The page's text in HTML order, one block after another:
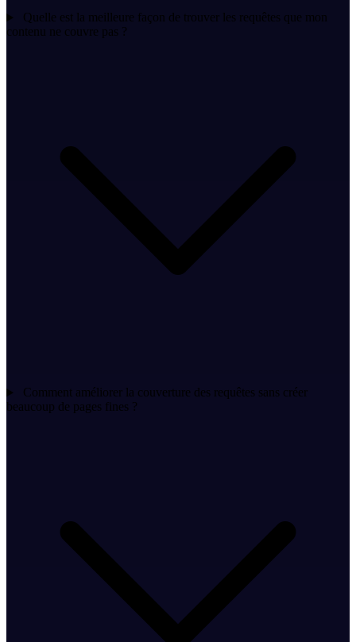
Quelle est la meilleure façon de trouver les requêtes que mon
contenu ne couvre pas ?
Comment améliorer la couverture des requêtes sans créer
beaucoup de pages fines ?